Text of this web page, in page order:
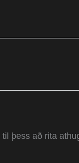
til þess að rita